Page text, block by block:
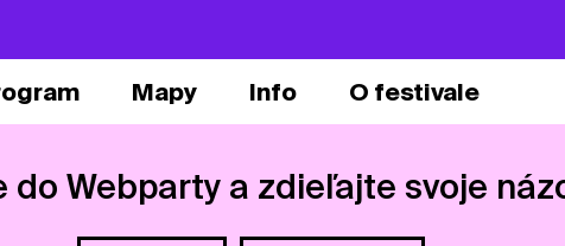
Mapy Info O festivale
Webparty a zdieľajte svoje